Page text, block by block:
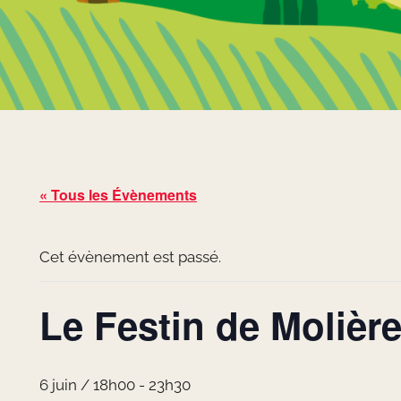
« Tous les Évènements
Cet évènement est passé.
Le Festin de Molière
6 juin / 18h00 - 23h30